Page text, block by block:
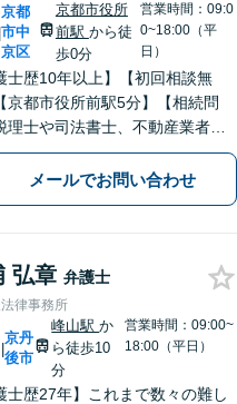
|
京都
市中
京区
京都市役所
前駅 から徒
歩0分
営業時間：09:0
0~18:00（平
日）
士歴10年以上】【初回相談無
京都市役所前駅5分】【相続問
理士や司法書士、不動産業者な
ムーズに連携し、解決へと導き
遺産分割協議・調停・審判など
回収】催促の電話から民事調
メールでお問い合わせ
弘章 弁護士
律事務所
|
京丹
後市
峰山駅か
ら徒歩10
分
営業時間：09:00~
18:00（平日）
士歴27年】これまで数々の難し